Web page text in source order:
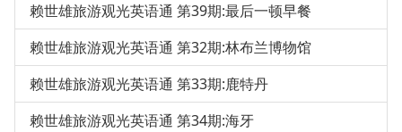
赖世雄旅游观光英语通 第39期:最后一顿早餐
赖世雄旅游观光英语通 第32期:林布兰博物馆
赖世雄旅游观光英语通 第33期:鹿特丹
赖世雄旅游观光英语通 第34期:海牙